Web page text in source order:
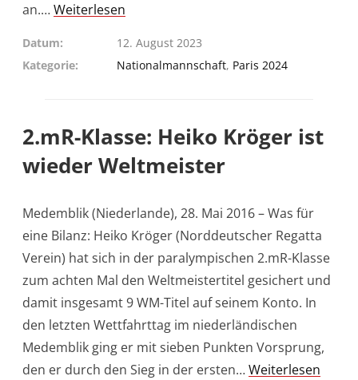
an.…Weiterlesen
Datum
12. August 2023
Kategorie
Nationalmannschaft, Paris 2024
2.mR-Klasse: Heiko Kröger ist
wieder Weltmeister
Medemblik (Niederlande), 28. Mai 2016 – Was für
eine Bilanz: Heiko Kröger (Norddeutscher Regatta
Verein) hat sich in der paralympischen 2.mR-Klasse
zum achten Mal den Weltmeistertitel gesichert und
damit insgesamt 9 WM-Titel auf seinem Konto. In
den letzten Wettfahrttag im niederländischen
Medemblik ging er mit sieben Punkten Vorsprung,
den er durch den Sieg in der ersten…Weiterlesen